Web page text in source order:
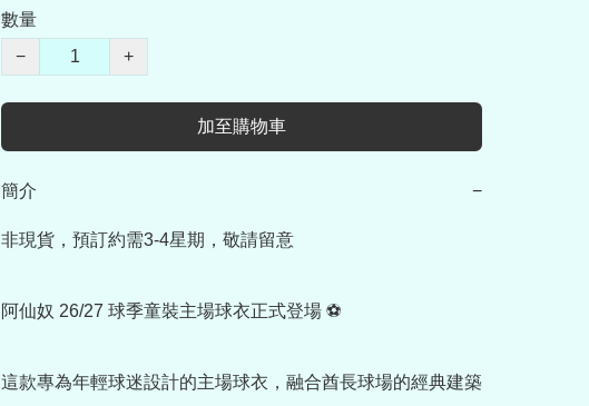
數量
−
+
加至購物車
簡介 −
非現貨，預訂約需3-4星期，敬請留意
阿仙奴 26/27 球季童裝主場球衣正式登場 ⚽
這款專為年輕球迷設計的主場球衣，融合酋長球場的經典建築